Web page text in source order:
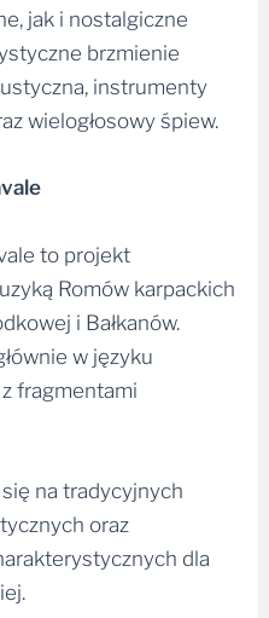
jak i nostalgiczne
brzmienie
instrumenty
wielogłosowy śpiew.
to projekt
Romów karpackich
i Bałkanów.
w języku
fragmentami
na tradycyjnych
oraz
dla